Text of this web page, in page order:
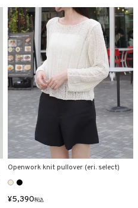
Openwork knit pullover (eri. select)
¥5,390税込